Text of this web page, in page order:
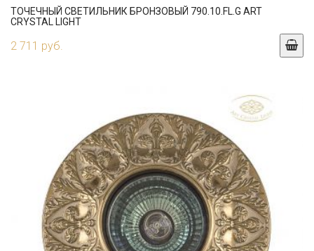
ТОЧЕЧНЫЙ СВЕТИЛЬНИК БРОНЗОВЫЙ 790.10.FL.G ART
CRYSTAL LIGHT
2 711 руб.